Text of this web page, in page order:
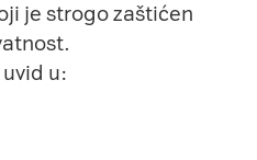
je strogo zaštićen
u: